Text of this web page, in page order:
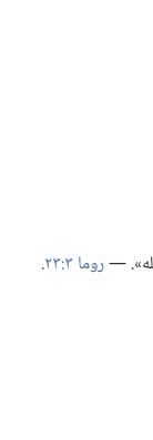
—‏روما ٣:‏٢٣
‏.‏